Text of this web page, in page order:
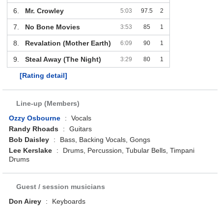
6. Mr. Crowley 5:03 97.5 2
7. No Bone Movies 3:53 85 1
8. Revalation (Mother Earth) 6:09 90 1
9. Steal Away (The Night) 3:29 80 1
[Rating detail]
Line-up (Members)
Ozzy Osbourne
:
Vocals
Randy Rhoads
:
Guitars
Bob Daisley
:
Bass, Backing Vocals, Gongs
Lee Kerslake
:
Drums, Percussion, Tubular Bells, Timpani
Drums
Guest / session musicians
Don Airey
: Keyboards